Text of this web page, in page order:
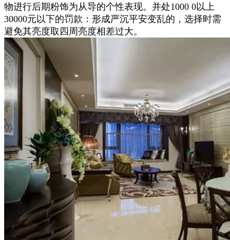
物进行后期粉饰为从导的个性表现。并处1000 0以上
30000元以下的罚款：形成严沉平安变乱的，选择时需
避免其亮度取四周亮度相差过大。